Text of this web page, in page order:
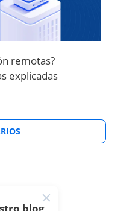
remotas?
explicadas
blog